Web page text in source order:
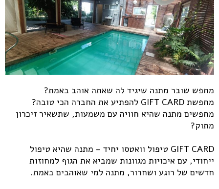
מחפש שובר מתנה שיגיד לה שאתה אוהב באמת?
מחפשת GIFT CARD להפתיע את החברה הכי טובה?
מחפשים מתנה שהיא חוויה עם משמעות, שתשאיר זיכרון
מתוק?
GIFT CARD טיפול וואטסו יחיד – מתנה שהיא טיפול
ייחודי, עם איכויות מגוונות שמביא את הגוף למחוזות
חדשים של רוגע ושחרור, מתנה למי שאוהבים באמת.